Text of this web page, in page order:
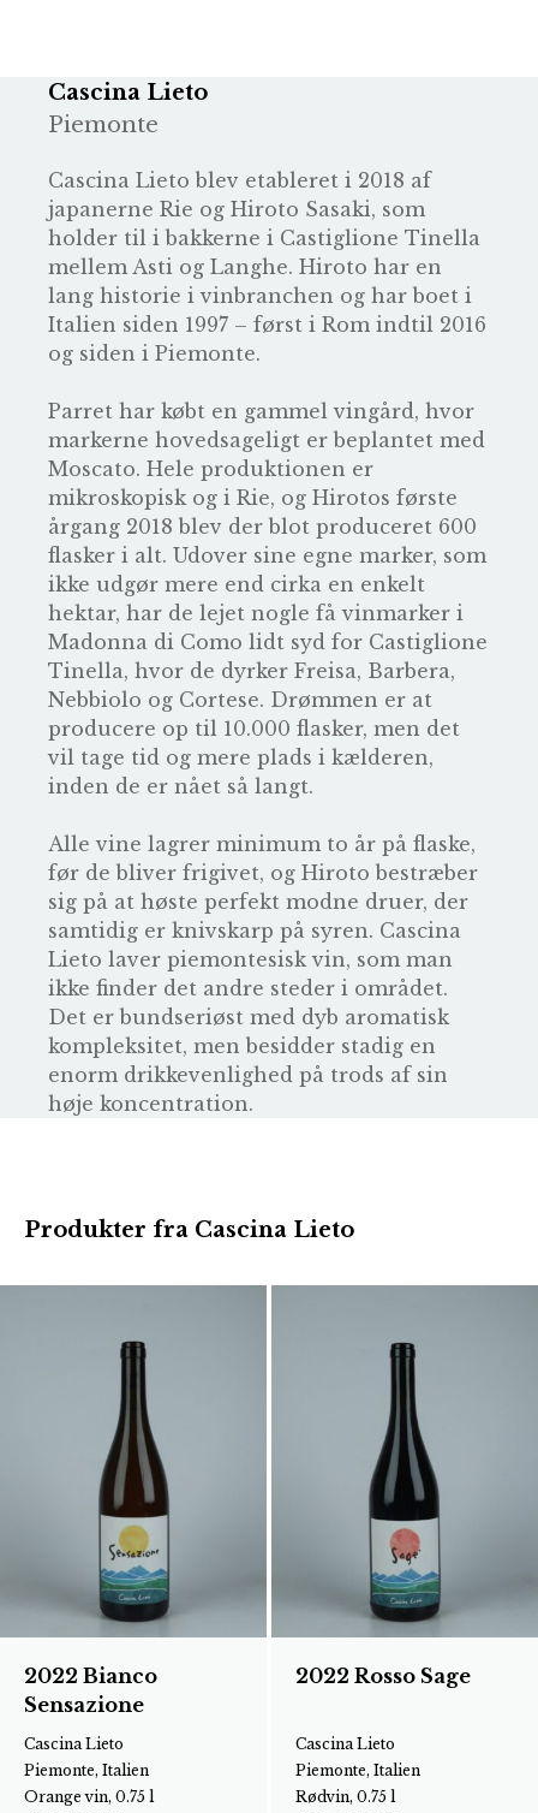
Cascina Lieto
Piemonte
Cascina Lieto blev etableret i 2018 af
japanerne Rie og Hiroto Sasaki, som
holder til i bakkerne i Castiglione Tinella
mellem Asti og Langhe. Hiroto har en
lang historie i vinbranchen og har boet i
Italien siden 1997 – først i Rom indtil 2016
og siden i Piemonte.
Parret har købt en gammel vingård, hvor
markerne hovedsageligt er beplantet med
Moscato. Hele produktionen er
mikroskopisk og i Rie, og Hirotos første
årgang 2018 blev der blot produceret 600
flasker i alt. Udover sine egne marker, som
ikke udgør mere end cirka en enkelt
hektar, har de lejet nogle få vinmarker i
Madonna di Como lidt syd for Castiglione
Tinella, hvor de dyrker Freisa, Barbera,
Nebbiolo og Cortese. Drømmen er at
producere op til 10.000 flasker, men det
vil tage tid og mere plads i kælderen,
inden de er nået så langt.
Alle vine lagrer minimum to år på flaske,
før de bliver frigivet, og Hiroto bestræber
sig på at høste perfekt modne druer, der
samtidig er knivskarp på syren. Cascina
Lieto laver piemontesisk vin, som man
ikke finder det andre steder i området.
Det er bundseriøst med dyb aromatisk
kompleksitet, men besidder stadig en
enorm drikkevenlighed på trods af sin
høje koncentration.
Produkter fra Cascina Lieto
2022 Bianco
Sensazione
Cascina Lieto
Piemonte, Italien
Orange vin, 0.75 l
2022 Rosso Sage
Cascina Lieto
Piemonte, Italien
Rødvin, 0.75 l